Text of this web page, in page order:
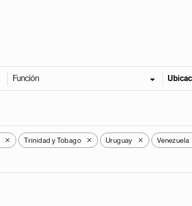
Función
X Trinidad y Tobago X Uruguay X Venezuela